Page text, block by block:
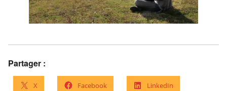
Partager :
X Facebook LinkedIn